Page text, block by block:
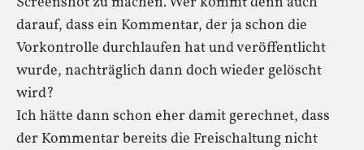
darauf, dass ein Kommentar, der ja schon die
Vorkontrolle durchlaufen hat und veröffentlicht
wurde, nachträglich dann doch wieder gelöscht
wird?
Ich hätte dann schon eher damit gerechnet, dass
der Kommentar bereits die Freischaltung nicht